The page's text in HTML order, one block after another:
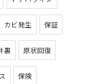
カビ発生 保証
裏 原状回復
保険